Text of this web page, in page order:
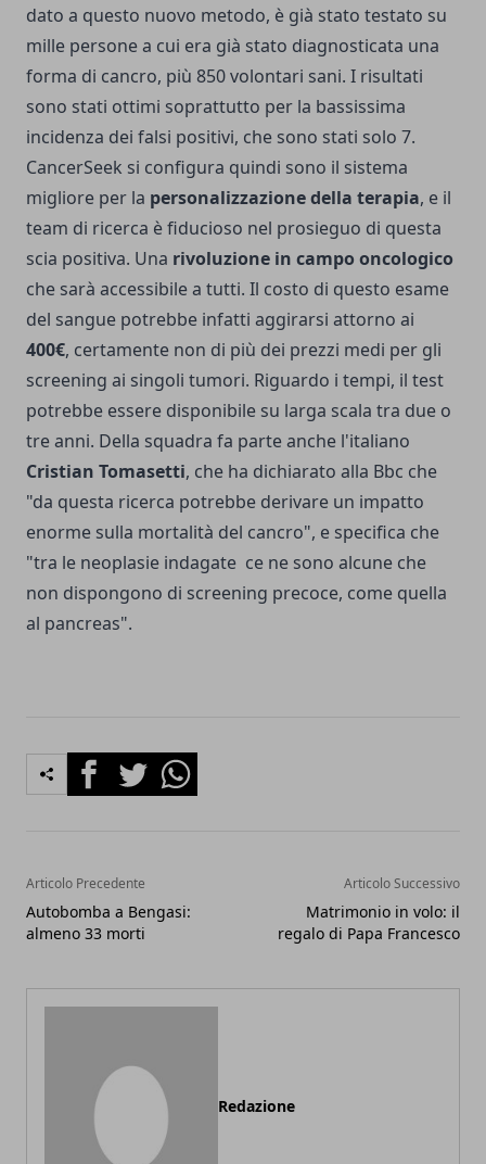
dato a questo nuovo metodo, è già stato testato su
mille persone a cui era già stato diagnosticata una
forma di cancro, più 850 volontari sani. I risultati
sono stati ottimi soprattutto per la bassissima
incidenza dei falsi positivi, che sono stati solo 7.
CancerSeek si configura quindi sono il sistema
migliore per la personalizzazione della terapia, e il
team di ricerca è fiducioso nel prosieguo di questa
scia positiva. Una rivoluzione in campo oncologico
che sarà accessibile a tutti. Il costo di questo esame
del sangue potrebbe infatti aggirarsi attorno ai
400€, certamente non di più dei prezzi medi per gli
screening ai singoli tumori. Riguardo i tempi, il test
potrebbe essere disponibile su larga scala tra due o
tre anni. Della squadra fa parte anche l'italiano
Cristian Tomasetti, che ha dichiarato alla Bbc che
"da questa ricerca potrebbe derivare un impatto
enorme sulla mortalità del cancro", e specifica che
"tra le neoplasie indagate ce ne sono alcune che
non dispongono di screening precoce, come quella
al pancreas".
FacebookTwitterWhatsapp
Articolo Precedente
Autobomba a Bengasi:
almeno 33 morti
Articolo Successivo
Matrimonio in volo: il
regalo di Papa Francesco
Redazione